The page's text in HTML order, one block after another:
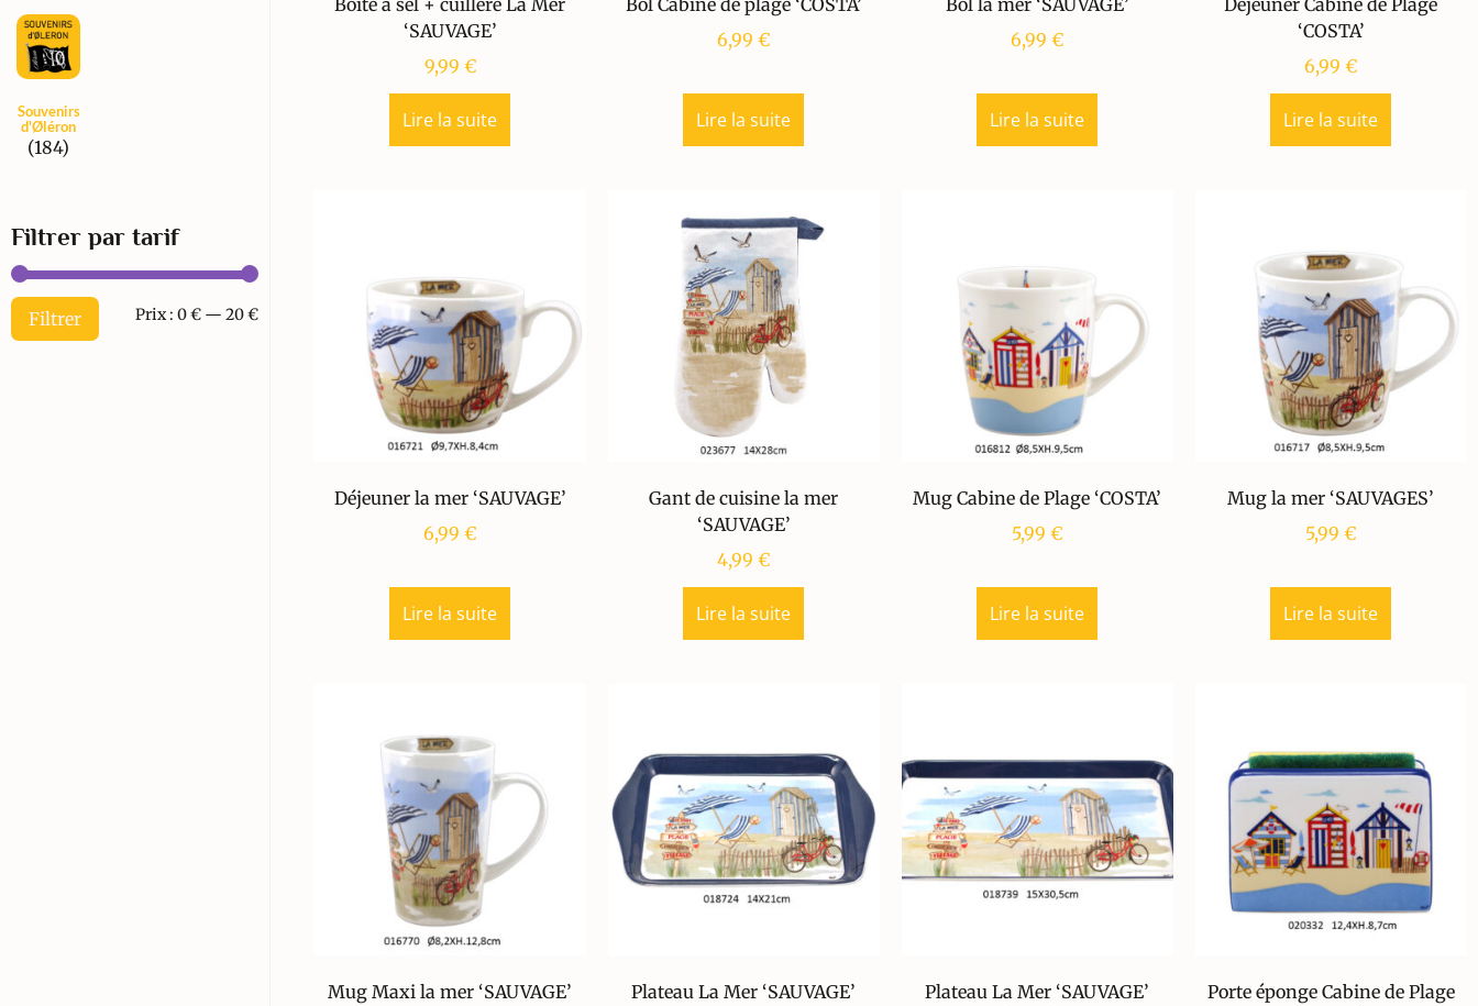
Souvenirs
d'Øléron
(184)
Filtrer par tarif
Filtrer Prix : 0 €— 20 €
Boite à sel + cuillère La Mer
‘SAUVAGE’
9,99 €
Lire la suite
Bol Cabine de plage ‘COSTA’
6,99€
Lire la suite
Bol la mer ‘SAUVAGE’
6,99€
Lire la suite
Déjeuner Cabine de Plage
‘COSTA’
6,99€
Lire la suite
Déjeuner la mer ‘SAUVAGE’
6,99€
Lire la suite
Gant de cuisine la mer
‘SAUVAGE’
4,99€
Lire la suite
Mug Cabine de Plage ‘COSTA’
5,99€
Lire la suite
Mug la mer ‘SAUVAGES’
5,99€
Lire la suite
Mug Maxi la mer ‘SAUVAGE’
Plateau La Mer ‘SAUVAGE’
Plateau La Mer ‘SAUVAGE’
Porte éponge Cabine de Plage